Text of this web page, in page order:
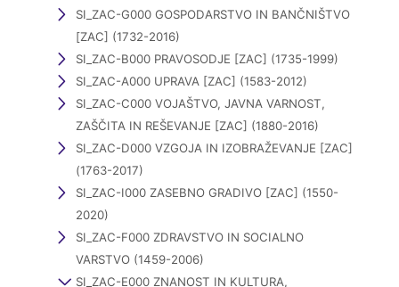
SI_ZAC-G000 GOSPODARSTVO IN BANČNIŠTVO
[ZAC] (1732-2016)
SI_ZAC-B000 PRAVOSODJE [ZAC] (1735-1999)
SI_ZAC-A000 UPRAVA [ZAC] (1583-2012)
SI_ZAC-C000 VOJAŠTVO, JAVNA VARNOST,
ZAŠČITA IN REŠEVANJE [ZAC] (1880-2016)
SI_ZAC-D000 VZGOJA IN IZOBRAŽEVANJE [ZAC]
(1763-2017)
SI_ZAC-I000 ZASEBNO GRADIVO [ZAC] (1550-
2020)
SI_ZAC-F000 ZDRAVSTVO IN SOCIALNO
VARSTVO (1459-2006)
SI_ZAC-E000 ZNANOST IN KULTURA,